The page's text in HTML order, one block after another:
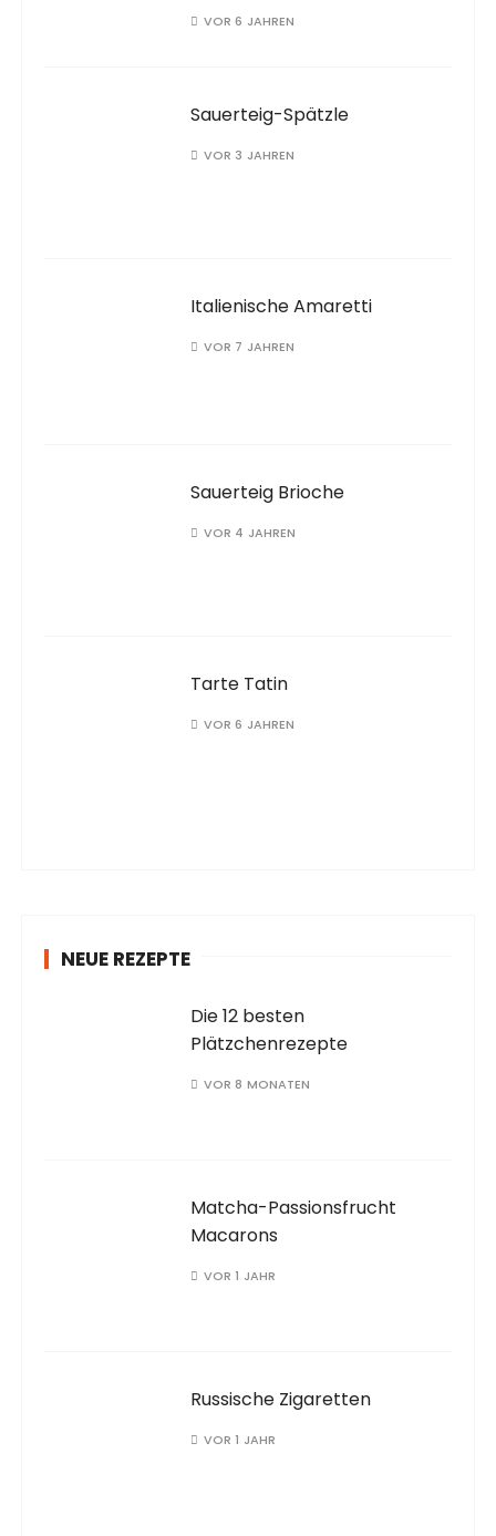
VOR 6 JAHREN
Sauerteig-Spätzle
VOR 3 JAHREN
Italienische Amaretti
VOR 7 JAHREN
Sauerteig Brioche
VOR 4 JAHREN
Tarte Tatin
VOR 6 JAHREN
NEUE REZEPTE
Die 12 besten
Plätzchenrezepte
VOR 8 MONATEN
Matcha-Passionsfrucht
Macarons
VOR 1 JAHR
Russische Zigaretten
VOR 1 JAHR